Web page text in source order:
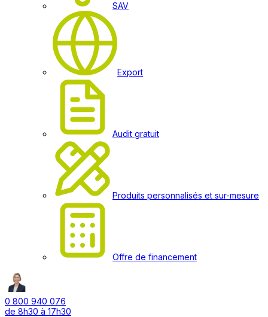
SAV
Export
Audit gratuit
Produits personnalisés et sur-mesure
Offre de financement
0 800 940 076
de 8h30 à 17h30